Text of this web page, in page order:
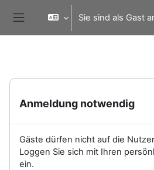
Website-Übersicht
Sie sind als Gast
Anmeldung notwendig
Gäste dürfen nicht auf die
Loggen Sie sich mit Ihren
ein.